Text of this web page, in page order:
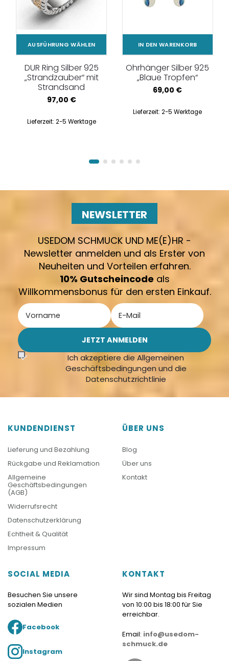
AUSFÜHRUNG WÄHLEN
DUR Ring Silber 925
„Strandzauber“ mit
Strandsand
97,00 €
Lieferzeit: 2-5 Werktage
IN DEN WARENKORB
Ohrhänger Silber 925
„Blaue Tropfen“
69,00 €
Lieferzeit:2-5 Werktage
NEWSLETTER
USEDOM SCHMUCK UND ME(E)HR -
Newsletter anmelden und als Erster von
Neuheiten und Vorteilen erfahren.
10% Gutscheincodeals
Willkommensbonus für den ersten Einkauf.
Ich akzeptiere die Allgemeinen
Geschäftsbedingungen und die
Datenschutzrichtlinie
KUNDENDIENST
Lieferung und Bezahlung
Rückgabe und Reklamation
Allgemeine
Geschäftsbedingungen
(AGB)
Widerrufsrecht
Datenschutzerklärung
Echtheit & Qualität
Impressum
ÜBER UNS
Blog
Über uns
Kontakt
SOCIAL MEDIA
Besuchen Sie unsere
sozialen Medien
Facebook
Instagram
KONTAKT
Wir sind Montag bis Freitag
von 10:00 bis 18:00 für Sie
erreichbar.
Email: info@usedom-
schmuck.de